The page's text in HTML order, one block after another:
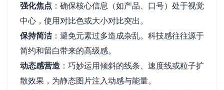
强化焦点 ：确保核心信息（如产品、口号）处于视觉
中心，使用对比色或大小对比突出。
保持简洁：避免元素过多造成杂乱。科技感往往源于
简约和留白带来的高级感。
动态感营造 ：巧妙运用倾斜的线条、速度线或粒子扩
散效果，为静态图片注入动感与能量。